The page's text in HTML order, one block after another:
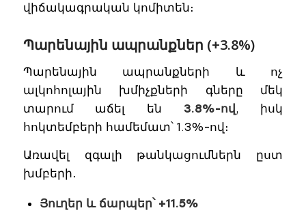
վիճակագրական կոմիտեն։
Պարենային ապրանքներ (+3.8%)
Պարենային ապրանքների և ոչ
ալկոհոլային խմիչքների գները մեկ
տարում աճել են 3.8%-ով, իսկ
հոկտեմբերի համեմատ՝ 1.3%-ով։
Առավել զգալի թանկացումներն ըստ
խմբերի․
Յուղեր և ճարպեր՝ +11.5%